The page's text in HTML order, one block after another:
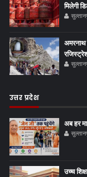
मिलेगी
उत्तर प्रदेश
अब हर
उच्च